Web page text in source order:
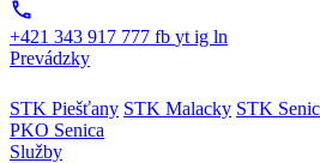
+421 343 917 777 fb yt ig ln
Prevádzky
STK Piešťany STK Malacky STK
PKO Senica
Služby